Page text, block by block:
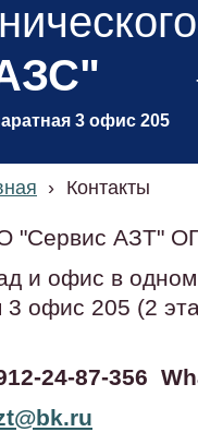
3 офис 205
› Контакты
"Сервис АЗТ"
и офис в
3 офис 205 (2
24-87-356